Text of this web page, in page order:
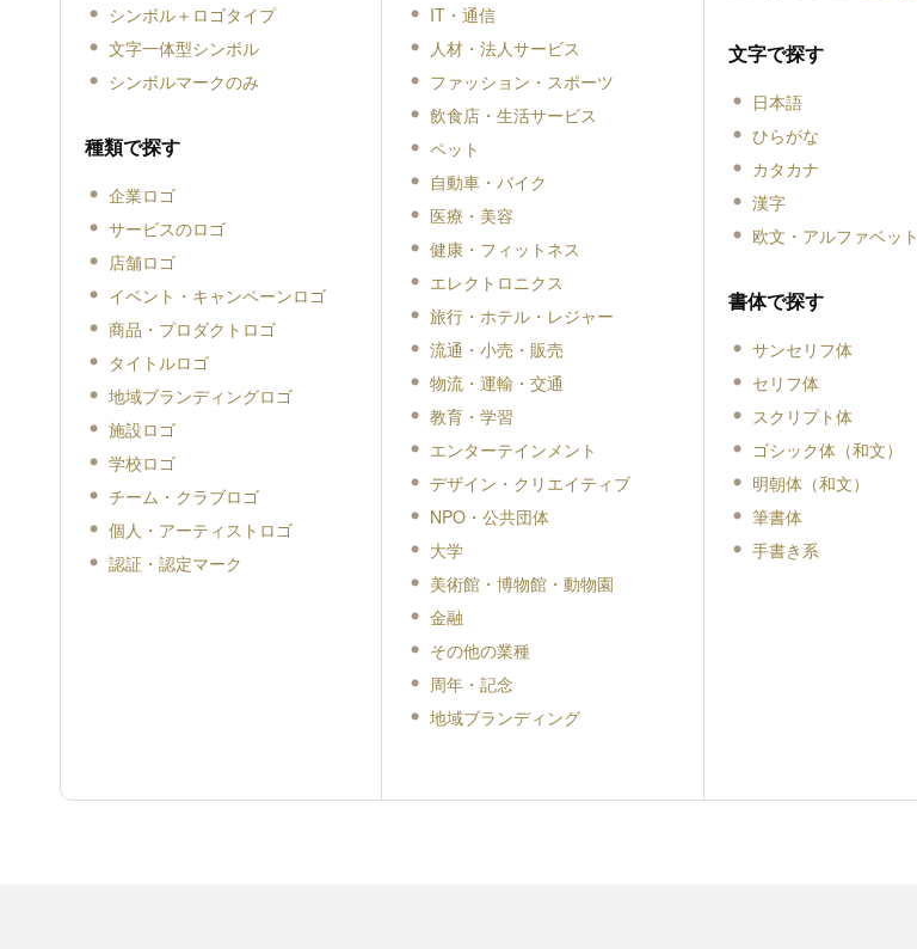
シンボル＋ロゴタイプ
文字一体型シンボル
シンボルマークのみ
種類で探す
企業ロゴ
サービスのロゴ
店舗ロゴ
イベント・キャンペーンロゴ
商品・プロダクトロゴ
タイトルロゴ
地域ブランディングロゴ
施設ロゴ
学校ロゴ
チーム・クラブロゴ
個人・アーティストロゴ
認証・認定マーク
IT・通信
人材・法人サービス
ファッション・スポーツ
飲食店・生活サービス
ペット
自動車・バイク
医療・美容
健康・フィットネス
エレクトロニクス
旅行・ホテル・レジャー
流通・小売・販売
物流・運輸・交通
教育・学習
エンターテインメント
デザイン・クリエイティブ
NPO・公共団体
大学
美術館・博物館・動物園
金融
その他の業種
周年・記念
地域ブランディング
文字で探す
日本語
ひらがな
カタカナ
漢字
欧文・アルファベット
書体で探す
サンセリフ体
セリフ体
スクリプト体
ゴシック体（和文）
明朝体（和文）
筆書体
手書き系